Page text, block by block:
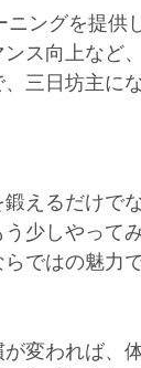
ングを提供
ス向上など
三日坊主に
えるだけで
少しやって
ではの魅力で
変われば、